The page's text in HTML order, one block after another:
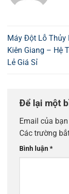
Máy Đột Lỗ Thủy
Kiên Giang – Hệ
Lẻ Giá Sỉ
Để lại một
Email của
Các trường
Bình luận*